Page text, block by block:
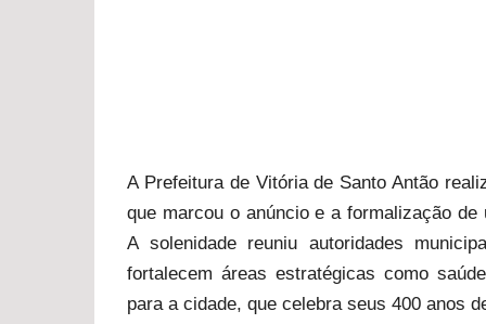
A Prefeitura de Vitória de Santo Antão
que marcou o anúncio e a formalização
A solenidade reuniu autoridades
fortalecem áreas estratégicas como
para a cidade, que celebra seus 400 anos